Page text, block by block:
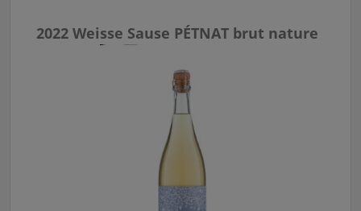
2022 Weisse Sause PÉTNAT brut nature